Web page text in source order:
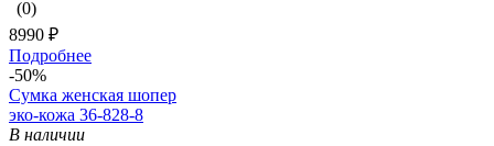
(0)
8990 ₽
Подробнее
-50%
Сумка женская шопер
эко-кожа 36-828-8
В наличии